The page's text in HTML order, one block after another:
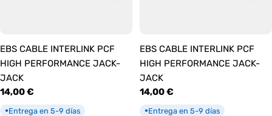
EBS CABLE INTERLINK PCF
HIGH PERFORMANCE JACK-
JACK
Precio
habitual
14,00 €
●Entrega en 5-9 días
EBS CABLE INTERLINK PCF
HIGH PERFORMANCE JACK-
JACK
Precio
habitual
14,00 €
●Entrega en 5-9 días